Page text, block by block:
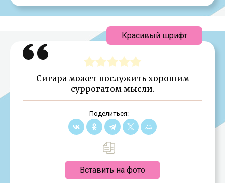
Сигара может послужить хорошим
суррогатом мысли.
Поделиться:
Вставить на фото
Красивый шрифт